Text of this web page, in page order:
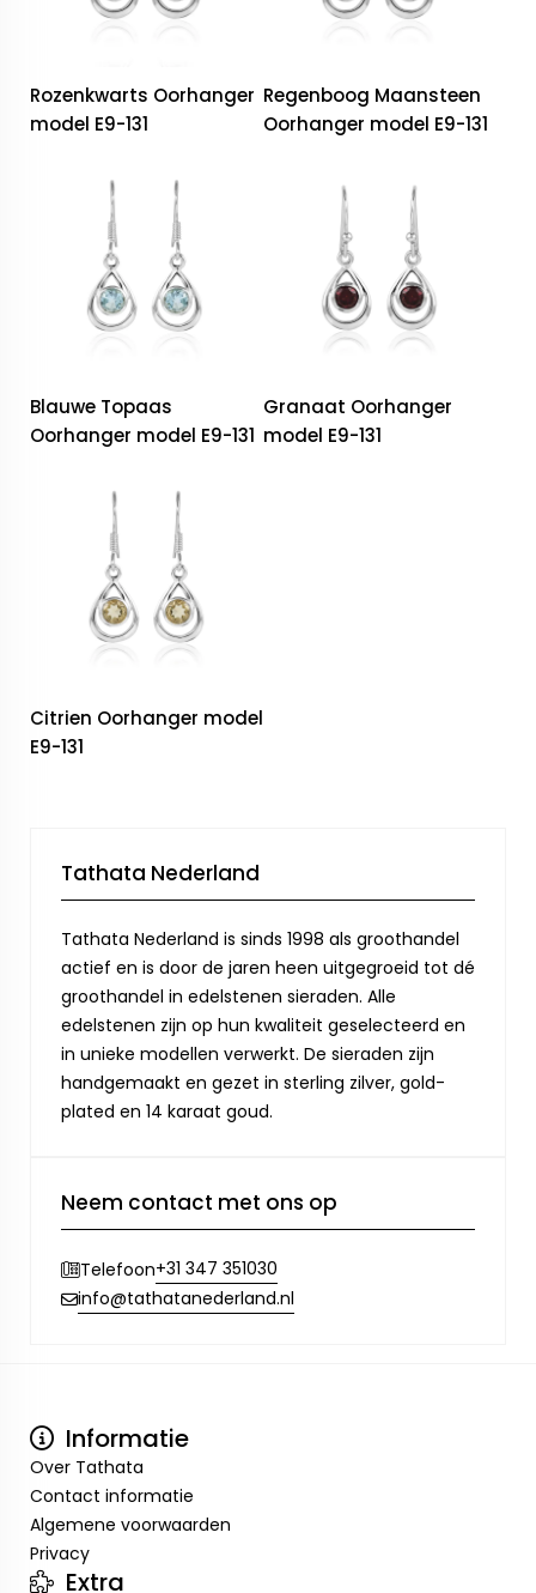
Rozenkwarts Oorhanger
model E9-131
Regenboog Maansteen
Oorhanger model E9-131
Blauwe Topaas
Oorhanger model E9-131
Granaat Oorhanger
model E9-131
Citrien Oorhanger model
E9-131
Tathata Nederland
Tathata Nederland is sinds 1998 als groothandel
actief en is door de jaren heen uitgegroeid tot dé
groothandel in edelstenen sieraden. Alle
edelstenen zijn op hun kwaliteit geselecteerd en
in unieke modellen verwerkt. De sieraden zijn
handgemaakt en gezet in sterling zilver, gold-
plated en 14 karaat goud.
Neem contact met ons op
Telefoon+31 347 351030
info@tathatanederland.nl
Informatie
Over Tathata
Contact informatie
Algemene voorwaarden
Privacy
Extra